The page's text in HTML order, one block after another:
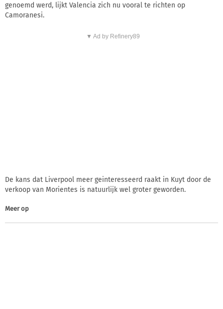
genoemd werd, lijkt Valencia zich nu vooral te richten op
Camoranesi.
▼ Ad by Refinery89
De kans dat Liverpool meer geinteresseerd raakt in Kuyt door de
verkoop van Morientes is natuurlijk wel groter geworden.
Meer op